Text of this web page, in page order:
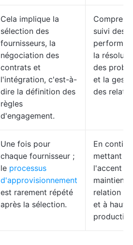
Cela implique la
sélection des
fournisseurs, la
négociation des
contrats et
l'intégration, c'est-à-
dire la définition des
règles
d'engagement.
suivi des
la
des
et la
des
Une fois pour
chaque fournisseur ;
le processus
d'approvisionnement
est rarement répété
après la sélection.
En
mettant
l'accent
maintien
relation
et à haute